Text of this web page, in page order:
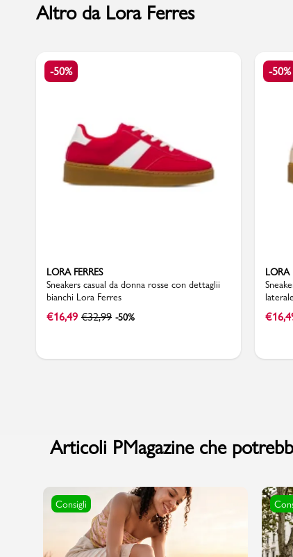
Carrello
Promo & News
pcard
Gift card
Altro da Lora Ferres
-50%
LORA FERRES
Sneakers casual da donna rosse con dettaglii
bianchi Lora Ferres
€16,49 €32,99 -50%
-50%
LORA
€
Articoli PMagazine che
Consigli